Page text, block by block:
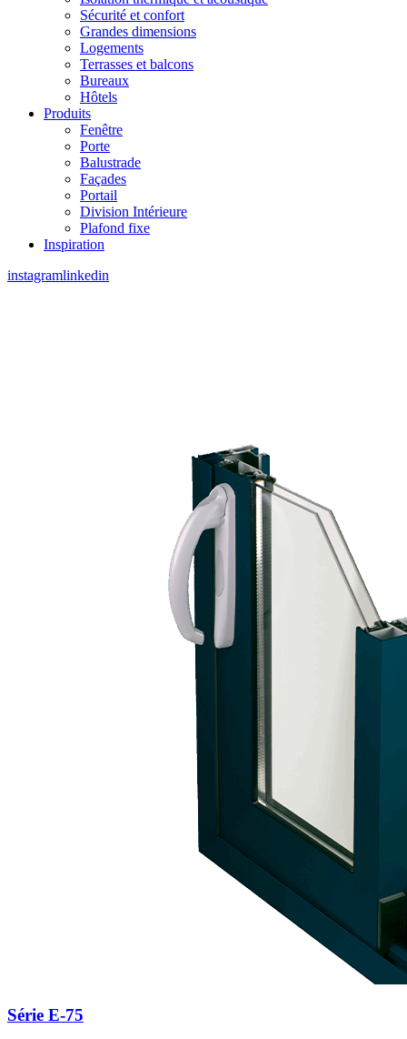
Sécurité et confort
Grandes dimensions
Logements
Terrasses et balcons
Bureaux
Hôtels
Produits
Fenêtre
Porte
Balustrade
Façades
Portail
Division Intérieure
Plafond fixe
Inspiration
instagramlinkedin
Série E-75